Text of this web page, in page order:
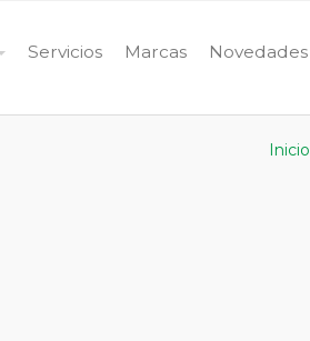
Servicios Marcas Novedades
Inicio